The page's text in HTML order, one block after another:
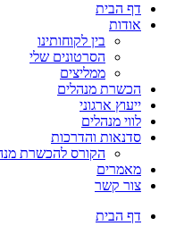
דף הבית
אודות
בין לקוחותינו
הסרטונים שלי
ממליצים
הכשרת מנהלים
ייעוץ ארגוני
לווי מנהלים
סדנאות והדרכות
הקורס להכשרת
מאמרים
צור קשר
דף הבית